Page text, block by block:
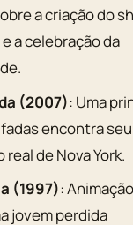
a criação do
a celebração da
(2007): Uma
encontra
real de Nova York.
(1997):
jovem perdida